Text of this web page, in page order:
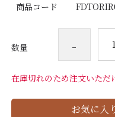
商品コード
数量 -
在庫切れのため注文いただ
お気に入